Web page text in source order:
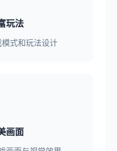
玩法
式和玩法设计
画面